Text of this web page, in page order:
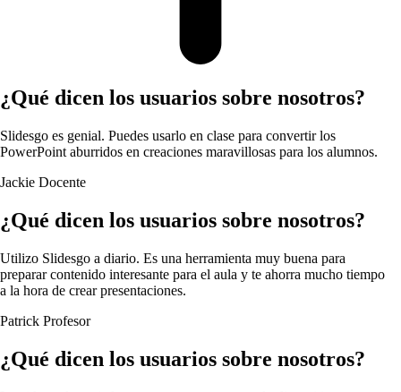
¿Qué dicen los usuarios sobre nosotros?
Slidesgo es genial. Puedes usarlo en clase para convertir los
PowerPoint aburridos en creaciones maravillosas para los alumnos.
Jackie Docente
¿Qué dicen los usuarios sobre nosotros?
Utilizo Slidesgo a diario. Es una herramienta muy buena para
preparar contenido interesante para el aula y te ahorra mucho tiempo
a la hora de crear presentaciones.
Patrick Profesor
¿Qué dicen los usuarios sobre nosotros?